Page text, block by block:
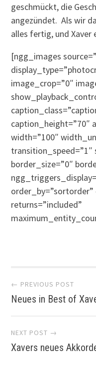
geschmückt, die
angezündet. Als wir
alles fertig, und
[ngg_images
image_crop=”0″
caption_height=”70″
width=”100″
transition_speed=”1″
border_size=”0″
order_by=”sortorder”
returns=”included”
Post
← PREVIOUS POST
Neues in Best of
NEXT POST →
Xavers neues